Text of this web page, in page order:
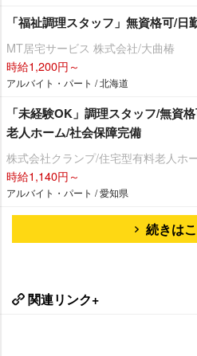
「福祉調理スタッフ」無資格可/
MT居宅サービス 株式会社/大曲椿
時給1,200円～
アルバイト・パート / 北海道
「未経験OK」調理スタッフ/無資
老人ホーム/社会保障完備
株式会社クランプ/住宅型有料老人ホ
時給1,140円～
アルバイト・パート / 愛知県
続きは
関連リンク+